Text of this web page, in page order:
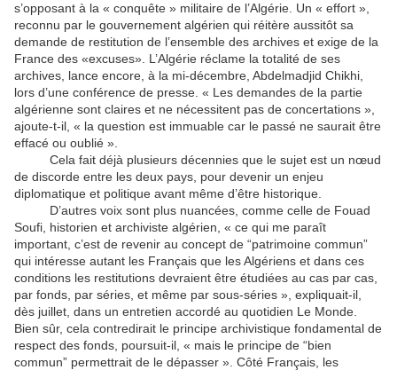
s’opposant à la « conquête » militaire de l’Algérie. Un « effort »,
reconnu par le gouvernement algérien qui réitère aussitôt sa
demande de restitution de l’ensemble des archives et exige de la
France des «excuses». L’Algérie réclame la totalité de ses
archives, lance encore, à la mi-décembre, Abdelmadjid Chikhi,
lors d’une conférence de presse. « Les demandes de la partie
algérienne sont claires et ne nécessitent pas de concertations »,
ajoute-t-il, « la question est immuable car le passé ne saurait être
effacé ou oublié ».
Cela fait déjà plusieurs décennies que le sujet est un nœud
de discorde entre les deux pays, pour devenir un enjeu
diplomatique et politique avant même d’être historique.
D’autres voix sont plus nuancées, comme celle de Fouad
Soufi, historien et archiviste algérien, « ce qui me paraît
important, c’est de revenir au concept de “patrimoine commun”
qui intéresse autant les Français que les Algériens et dans ces
conditions les restitutions devraient être étudiées au cas par cas,
par fonds, par séries, et même par sous-séries », expliquait-il,
dès juillet, dans un entretien accordé au quotidien Le Monde.
Bien sûr, cela contredirait le principe archivistique fondamental de
respect des fonds, poursuit-il, « mais le principe de “bien
commun” permettrait de le dépasser ». Côté Français, les